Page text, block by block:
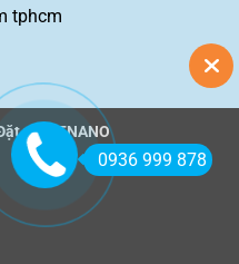
tphcm
may TNANO
0936 999 878